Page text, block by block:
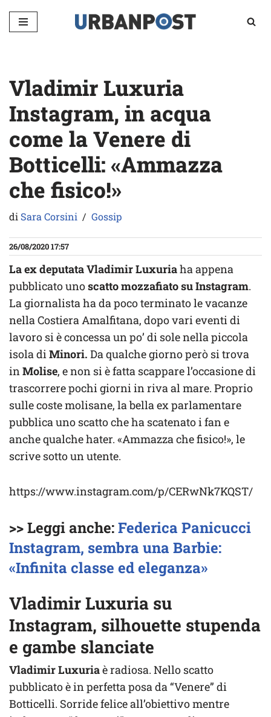
Vai
Vladimir Luxuria
Instagram, in acqua
come la Venere di
Botticelli: «Ammazza
che fisico!»
di Sara Corsini Gossip
26/08/2020 17:57
La ex deputata Vladimir Luxuriaha appena
pubblicato unoscatto mozzafiato su Instagram.
La giornalista ha da poco terminato le vacanze
nella Costiera Amalfitana, dopo vari eventi di
lavoro si è concessa un po’ di sole nella piccola
isola diMinori. Da qualche giorno però si trova
inMolise, e non si è fatta scappare l’occasione di
trascorrere pochi giorni in riva al mare. Proprio
sulle coste molisane, la bella ex parlamentare
pubblica uno scatto che ha scatenato i fan e
anche qualche hater. «Ammazza che fisico!», le
scrive sotto un utente.
https://www.instagram.com/p/CERwNk7KQST/
>> Leggi anche:Federica Panicucci
Instagram, sembra una Barbie:
«Infinita classe ed eleganza»
Vladimir Luxuria su
Instagram, silhouette stupenda
e gambe slanciate
Vladimir Luxuriaè radiosa. Nello scatto
pubblicato è in perfetta posa da “Venere” di
Botticelli. Sorride felice all’obiettivo mentre